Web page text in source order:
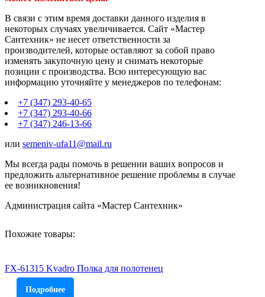
В связи с этим время доставки данного изделия в
некоторых случаях увеличивается. Сайт «Мастер
Сантехник» не несет ответственности за
производителей, которые оставляют за собой право
изменять закупочную цену и снимать некоторые
позиции с производства. Всю интересующую вас
информацию уточняйте у менеджеров по телефонам:
+7 (347) 293-40-65
+7 (347) 293-40-66
+7 (347) 246-13-66
или semeniv-ufa11@mail.ru
Мы всегда рады помочь в решении ваших вопросов и
предложить альтернативное решение проблемы в случае
ее возникновения!
Администрация сайта «Мастер Сантехник»
Похожие товары:
FX-61315 Kvadro Полка для полотенец
Подробнее